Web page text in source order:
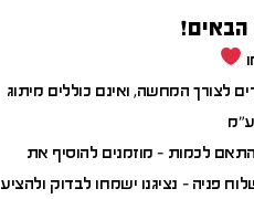
הבאים!
לצורך המחשה, ואינם כוללים מיתוג
לכמות – מוזמנים להוסיף את
פניה – נציגנו ישמחו לבדוק ולהציע